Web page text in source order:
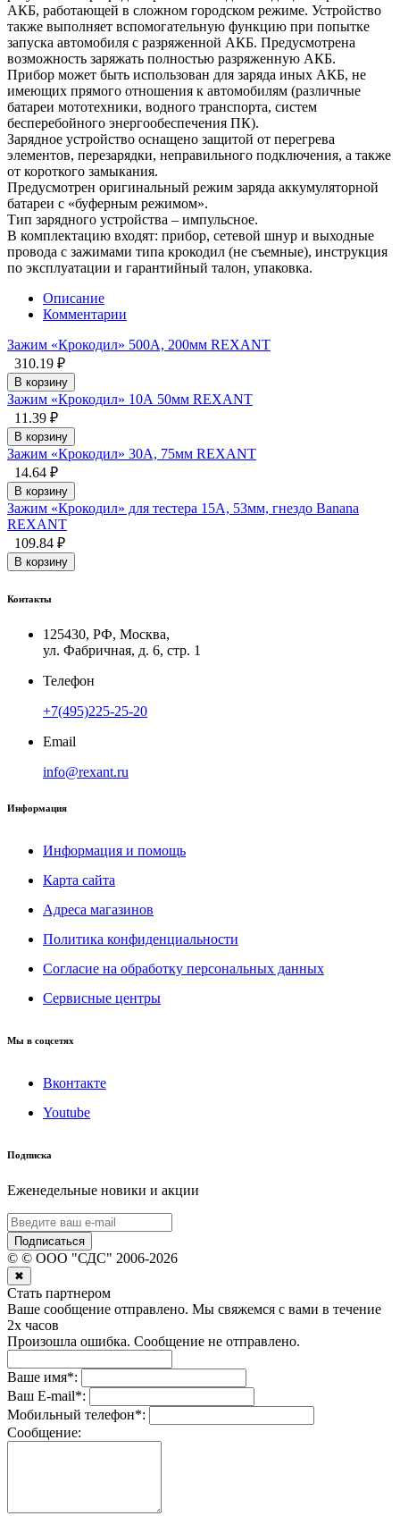
АКБ, работающей в сложном городском режиме. Устройство
также выполняет вспомогательную функцию при попытке
запуска автомобиля с разряженной АКБ. Предусмотрена
возможность заряжать полностью разряженную АКБ.
Прибор может быть использован для заряда иных АКБ, не
имеющих прямого отношения к автомобилям (различные
батареи мототехники, водного транспорта, систем
бесперебойного энергообеспечения ПК).
Зарядное устройство оснащено защитой от перегрева
элементов, перезарядки, неправильного подключения, а также
от короткого замыкания.
Предусмотрен оригинальный режим заряда аккумуляторной
батареи с «буферным режимом».
Тип зарядного устройства – импульсное.
В комплектацию входят: прибор, сетевой шнур и выходные
провода с зажимами типа крокодил (не съемные), инструкция
по эксплуатации и гарантийный талон, упаковка.
Описание
Комментарии
Зажим «Крокодил» 500А, 200мм REXANT
310.19 ₽
В корзину
Зажим «Крокодил» 10А 50мм REXANT
11.39 ₽
В корзину
Зажим «Крокодил» 30А, 75мм REXANT
14.64 ₽
В корзину
Зажим «Крокодил» для тестера 15А, 53мм, гнездо Banana
REXANT
109.84 ₽
В корзину
Контакты
125430, РФ, Москва,
ул. Фабричная, д. 6, стр. 1
Телефон
+7(495)225-25-20
Email
info@rexant.ru
Информация
Информация и помощь
Карта сайта
Адреса магазинов
Политика конфиденциальности
Согласие на обработку персональных данных
Сервисные центры
Мы в соцсетях
Вконтакте
Youtube
Подписка
Еженедельные новики и акции
Подписаться
© © ООО "СДС" 2006-2026
✖
Стать партнером
Ваше сообщение отправлено. Мы свяжемся с вами в течение
2х часов
Произошла ошибка. Сообщение не отправлено.
Ваше имя*:
Ваш E-mail*:
Мобильный телефон*:
Сообщение: